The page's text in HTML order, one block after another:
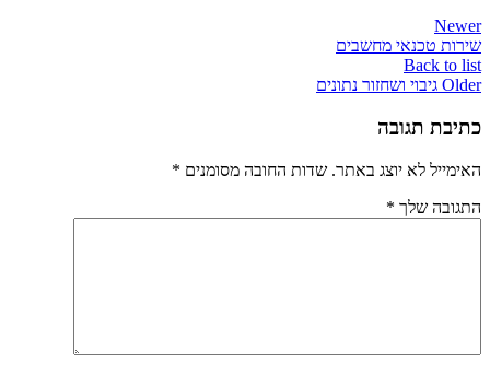
Newer
שירות טכנאי מחשבים
Back to list
Older גיבוי ושחזור נתונים
כתיבת תגובה
האימייל לא יוצג באתר. שדות החובה מסומנים *
התגובה שלך *